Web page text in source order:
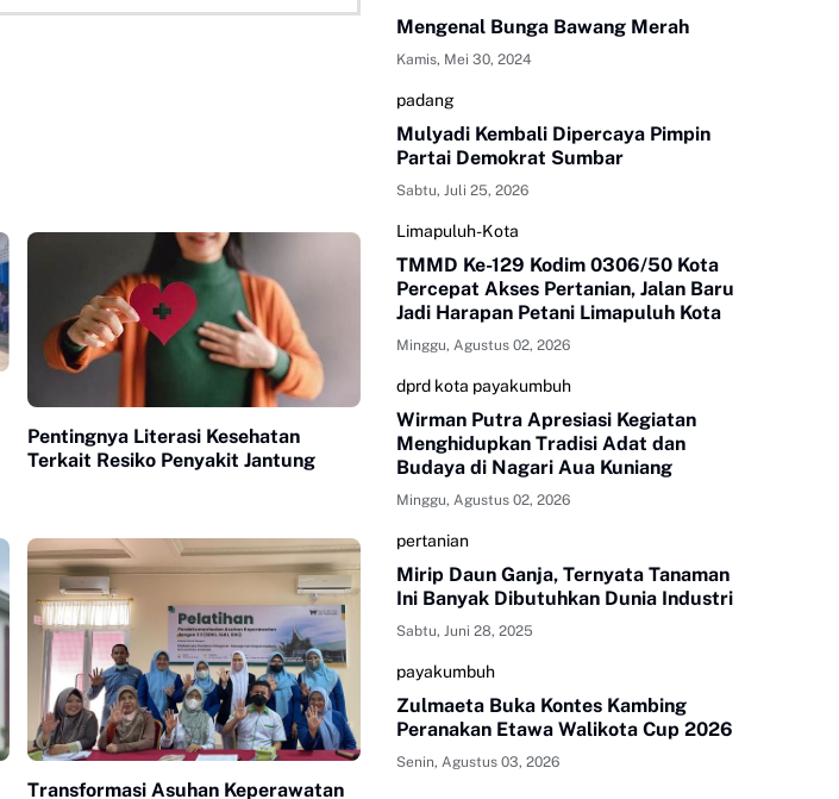
Pentingnya Literasi Kesehatan
Terkait Resiko Penyakit Jantung
Transformasi Asuhan Keperawatan
Mengenal Bunga Bawang Merah
Kamis, Mei 30, 2024
padang
Mulyadi Kembali Dipercaya Pimpin
Partai Demokrat Sumbar
Sabtu, Juli 25, 2026
Limapuluh-Kota
TMMD Ke-129 Kodim 0306/50 Kota
Percepat Akses Pertanian, Jalan Baru
Jadi Harapan Petani Limapuluh Kota
Minggu, Agustus 02, 2026
dprd kota payakumbuh
Wirman Putra Apresiasi Kegiatan
Menghidupkan Tradisi Adat dan
Budaya di Nagari Aua Kuniang
Minggu, Agustus 02, 2026
pertanian
Mirip Daun Ganja, Ternyata Tanaman
Ini Banyak Dibutuhkan Dunia Industri
Sabtu, Juni 28, 2025
payakumbuh
Zulmaeta Buka Kontes Kambing
Peranakan Etawa Walikota Cup 2026
Senin, Agustus 03, 2026